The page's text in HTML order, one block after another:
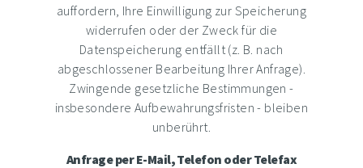
auffordern, Ihre Einwilligung zur Speicherung
widerrufen oder der Zweck für die
Datenspeicherung entfällt (z. B. nach
abgeschlossener Bearbeitung Ihrer Anfrage).
Zwingende gesetzliche Bestimmungen -
insbesondere Aufbewahrungsfristen - bleiben
unberührt.
Anfrage per E-Mail, Telefon oder Telefax